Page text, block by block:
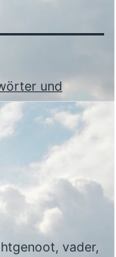
und
vader,